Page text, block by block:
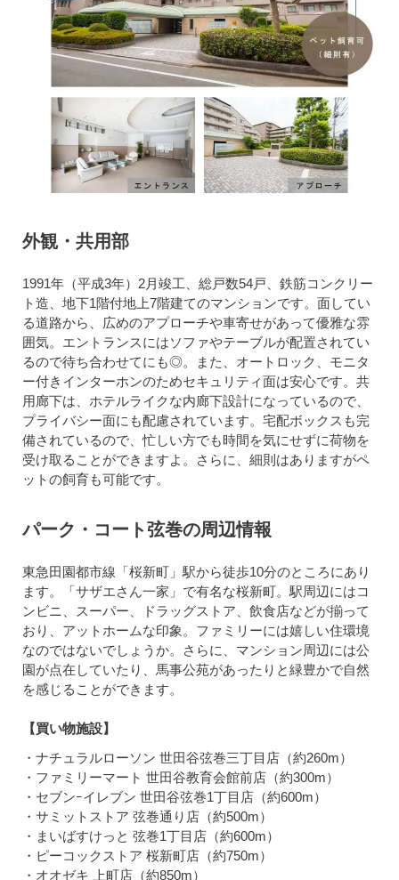
外観・共用部
1991年（平成3年）2月竣工、総戸数54戸、鉄筋コンクリー
ト造、地下1階付地上7階建てのマンションです。面してい
る道路から、広めのアプローチや車寄せがあって優雅な雰
囲気。エントランスにはソファやテーブルが配置されてい
るので待ち合わせてにも◎。また、オートロック、モニタ
ー付きインターホンのためセキュリティ面は安心です。共
用廊下は、ホテルライクな内廊下設計になっているので、
プライバシー面にも配慮されています。宅配ボックスも完
備されているので、忙しい方でも時間を気にせずに荷物を
受け取ることができますよ。さらに、細則はありますがペ
ットの飼育も可能です。
パーク・コート弦巻の周辺情報
東急田園都市線「桜新町」駅から徒歩10分のところにあり
ます。「サザエさん一家」で有名な桜新町。駅周辺にはコ
ンビニ、スーパー、ドラッグストア、飲食店などが揃って
おり、アットホームな印象。ファミリーには嬉しい住環境
なのではないでしょうか。さらに、マンション周辺には公
園が点在していたり、馬事公苑があったりと緑豊かで自然
を感じることができます。
【買い物施設】
・ナチュラルローソン 世田谷弦巻三丁目店（約260m）
・ファミリーマート 世田谷教育会館前店（約300m）
・セブンｰイレブン 世田谷弦巻1丁目店（約600m）
・サミットストア 弦巻通り店（約500m）
・まいばすけっと 弦巻1丁目店（約600m）
・ピーコックストア 桜新町店（約750m）
・オオゼキ 上町店（約850m）